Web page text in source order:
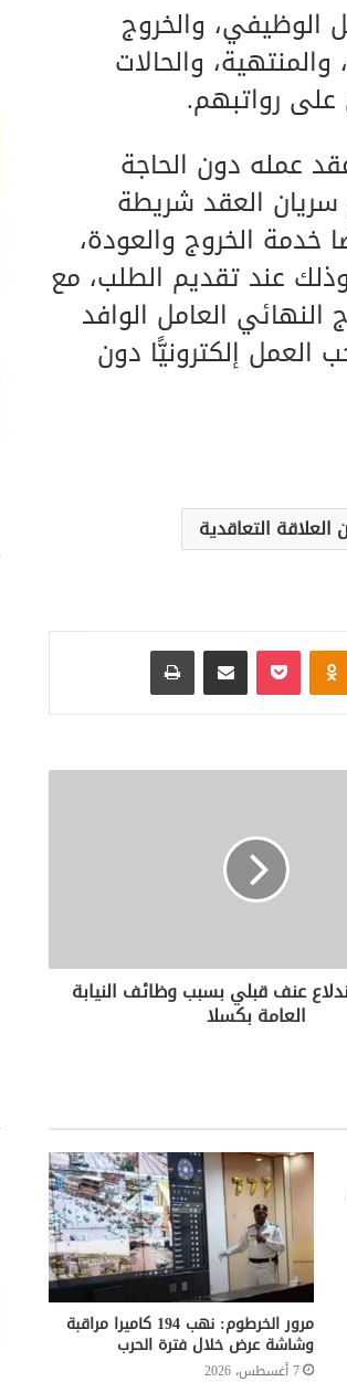
الوظيفي، والخروج
والحالات
على رواتبهم.
عمله دون الحاجة
سريان العقد شريطة
خدمة الخروج والعودة،
عند تقديم الطلب، مع
العامل الوافد
العمل إلكترونيًّا دون
التعاقدية
بوكيت
عنف قبلي بسبب وظائف النيابة
العامة بكسلا
مرور الخرطوم: نهب 194 كاميرا مراقبة
وشاشة عرض خلال فترة الحرب
7 أغسطس، 2026